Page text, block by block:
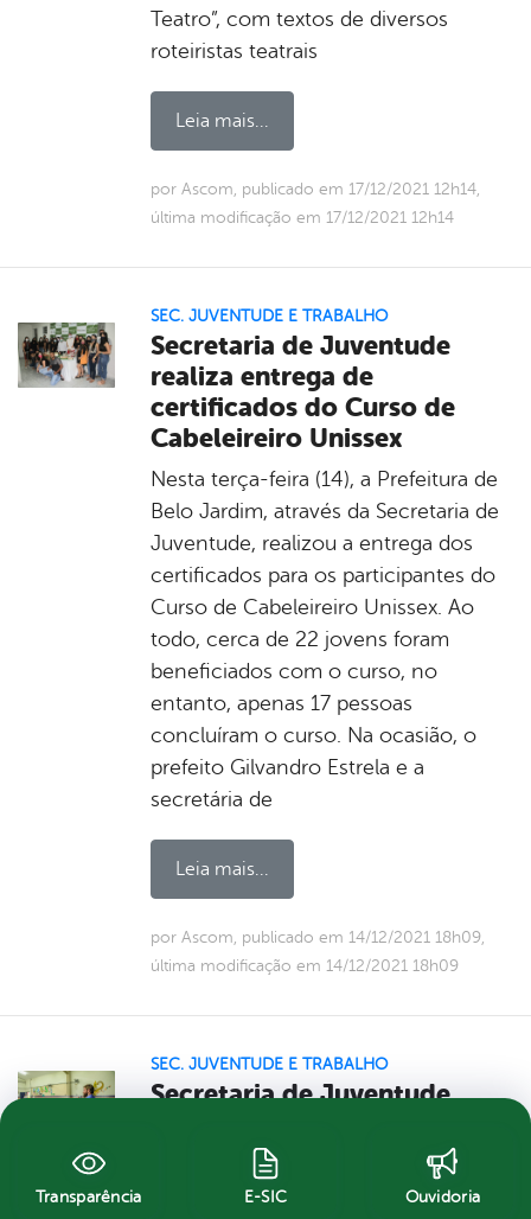
Teatro”, com textos de diversos
roteiristas teatrais
Leia mais...
por Ascom, publicado em 17/12/2021 12h14,
última modificação em 17/12/2021 12h14
SEC. JUVENTUDE E TRABALHO
Secretaria de Juventude
realiza entrega de
certificados do Curso de
Cabeleireiro Unissex
Nesta terça-feira (14), a Prefeitura de
Belo Jardim, através da Secretaria de
Juventude, realizou a entrega dos
certificados para os participantes do
Curso de Cabeleireiro Unissex. Ao
todo, cerca de 22 jovens foram
beneficiados com o curso, no
entanto, apenas 17 pessoas
concluíram o curso. Na ocasião, o
prefeito Gilvandro Estrela e a
secretária de
Leia mais...
por Ascom, publicado em 14/12/2021 18h09,
última modificação em 14/12/2021 18h09
SEC. JUVENTUDE E TRABALHO
Secretaria de Juventude
churrasco e beneficia cerca
de 30 jovens belo-
Transparência E-SIC Ouvidoria